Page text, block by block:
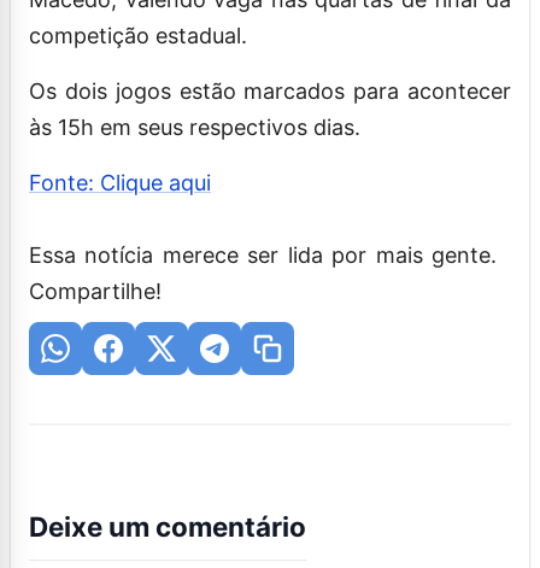
competição estadual.
Os dois jogos estão marcados para acontecer
às 15h em seus respectivos dias.
Fonte: Clique aqui
Essa notícia merece ser lida por mais gente.
Compartilhe!
Deixe um comentário